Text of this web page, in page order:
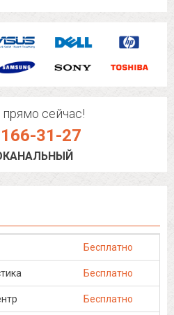
сейчас!
31-27
Бесплатно
Бесплатно
Бесплатно